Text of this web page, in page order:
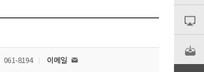
061-8194 이메일